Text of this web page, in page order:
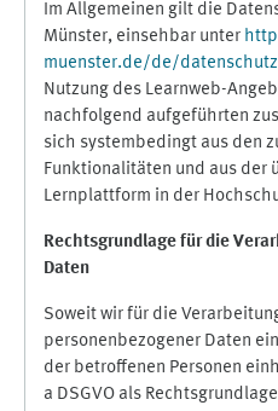
Im Allgemeinen gilt die
Münster, einsehbar unter
muenster.de/de/
Nutzung des Learnweb-
nachfolgend aufgeführten
sich systembedingt aus den
Funktionalitäten und aus der
Lernplattform in der
Rechtsgrundlage für die
Daten
Soweit wir für die
personenbezogener Daten
der betroffenen Personen
a DSGVO als